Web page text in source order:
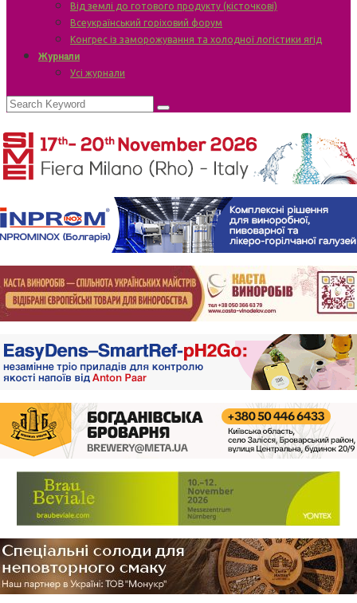
Від землі до готового продукту (кісточкові)
Всеукраїнський горіховий форум
Конгрес із заморожування та холодної логістики ягід
Журнали
Усі журнали